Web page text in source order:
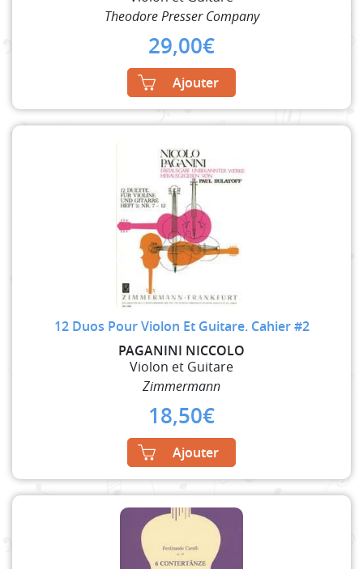
Theodore Presser Company
29,00€
Ajouter
12 Duos Pour Violon Et Guitare. Cahier #2
PAGANINI NICCOLO
Violon et Guitare
Zimmermann
18,50€
Ajouter